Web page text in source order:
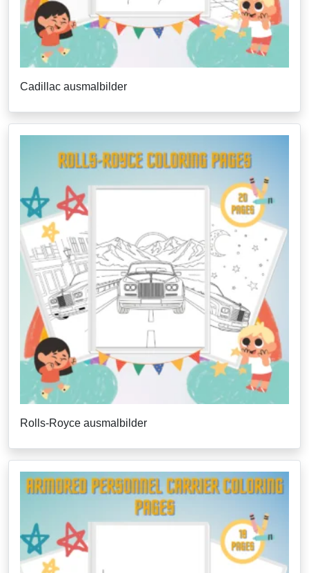
Cadillac ausmalbilder
Rolls-Royce ausmalbilder